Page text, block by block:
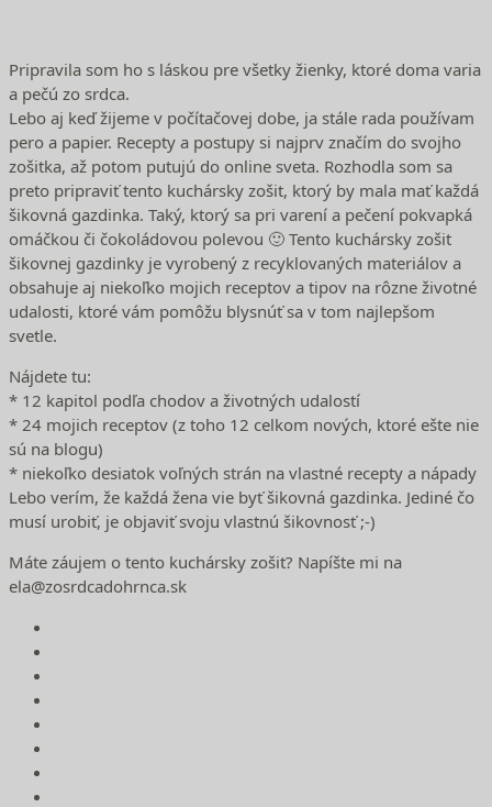
Pripravila som ho s láskou pre všetky žienky, ktoré doma varia
a pečú zo srdca.
Lebo aj keď žijeme v počítačovej dobe, ja stále rada používam
pero a papier. Recepty a postupy si najprv značím do svojho
zošitka, až potom putujú do online sveta. Rozhodla som sa
preto pripraviť tento kuchársky zošit, ktorý by mala mať každá
šikovná gazdinka. Taký, ktorý sa pri varení a pečení pokvapká
omáčkou či čokoládovou polevou 🙂 Tento kuchársky zošit
šikovnej gazdinky je vyrobený z recyklovaných materiálov a
obsahuje aj niekoľko mojich receptov a tipov na rôzne životné
udalosti, ktoré vám pomôžu blysnúť sa v tom najlepšom
svetle.
Nájdete tu:
* 12 kapitol podľa chodov a životných udalostí
* 24 mojich receptov (z toho 12 celkom nových, ktoré ešte nie
sú na blogu)
* niekoľko desiatok voľných strán na vlastné recepty a nápady
Lebo verím, že každá žena vie byť šikovná gazdinka. Jediné čo
musí urobiť, je objaviť svoju vlastnú šikovnosť ;-)
Máte záujem o tento kuchársky zošit? Napíšte mi na
ela@zosrdcadohrnca.sk